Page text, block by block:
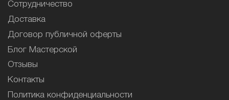
Сотрудничество
Доставка
Договор публичной оферты
Блог Мастерской
Отзывы
Контакты
Политика конфиденциальности